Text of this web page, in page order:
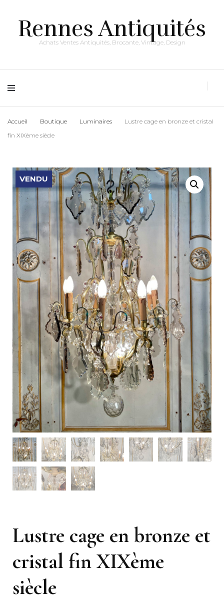
Rennes Antiquités
Achats Ventes Antiquités, Brocante, Vintage, Design
Accueil Boutique Luminaires
Lustre cage en bronze et cristal
fin XIXème siècle
VENDU
Lustre cage en bronze et
cristal fin XIXème
siècle